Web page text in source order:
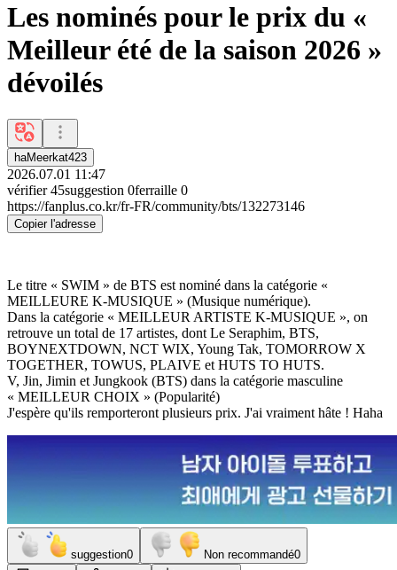
Les nominés pour le prix du «
Meilleur été de la saison 2026 »
dévoilés
haMeerkat423
2026.07.01 11:47
vérifier 45suggestion 0ferraille 0
https://fanplus.co.kr/fr-FR/community/bts/132273146
Copier l'adresse
Le titre « SWIM » de BTS est nominé dans la catégorie «
MEILLEURE K-MUSIQUE » (Musique numérique).
Dans la catégorie « MEILLEUR ARTISTE K-MUSIQUE », on
retrouve un total de 17 artistes, dont Le Seraphim, BTS,
BOYNEXTDOWN, NCT WIX, Young Tak, TOMORROW X
TOGETHER, TOWUS, PLAIVE et HUTS TO HUTS.
V, Jin, Jimin et Jungkook (BTS) dans la catégorie masculine
« MEILLEUR CHOIX » (Popularité)
J'espère qu'ils remporteront plusieurs prix. J'ai vraiment hâte ! Haha
suggestion0 Non recommandé0